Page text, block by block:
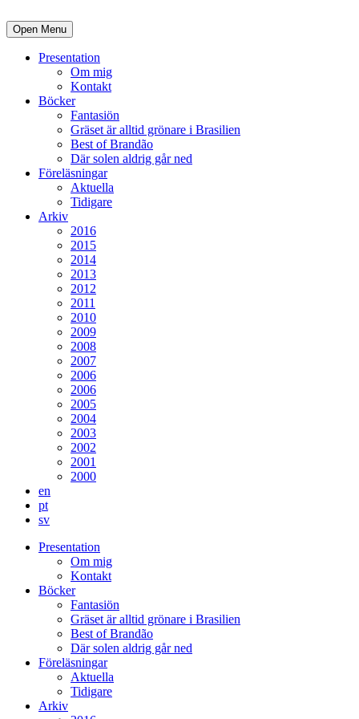
Open Menu
Presentation
Om mig
Kontakt
Böcker
Fantasiön
Gräset är alltid grönare i Brasilien
Best of Brandão
Där solen aldrig går ned
Föreläsningar
Aktuella
Tidigare
Arkiv
2016
2015
2014
2013
2012
2011
2010
2009
2008
2007
2006
2006
2005
2004
2003
2002
2001
2000
en
pt
sv
Presentation
Om mig
Kontakt
Böcker
Fantasiön
Gräset är alltid grönare i Brasilien
Best of Brandão
Där solen aldrig går ned
Föreläsningar
Aktuella
Tidigare
Arkiv